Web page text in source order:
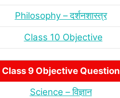
Philosophy – दर्शनशास्‍त्र
Class 10 Objective
Class 9 Objective Question
Science – विज्ञान